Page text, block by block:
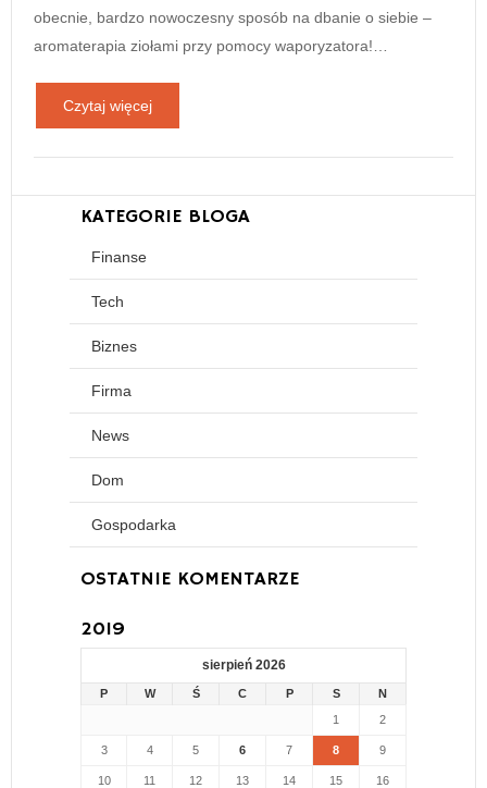
obecnie, bardzo nowoczesny sposób na dbanie o siebie –
aromaterapia ziołami przy pomocy waporyzatora!…
Czytaj więcej
KATEGORIE BLOGA
Finanse
Tech
Biznes
Firma
News
Dom
Gospodarka
OSTATNIE KOMENTARZE
2019
sierpień 2026
P W Ś C P S
N
1
2
3 4 5 6 7 8 9
10 11 12 13 14 15 16